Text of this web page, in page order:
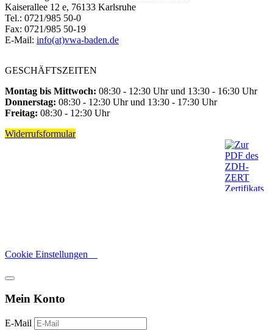
Kaiserallee 12 e, 76133 Karlsruhe
Tel.: 0721/985 50-0
Fax: 0721/985 50-19
E-Mail: info(at)vwa-baden.de
GESCHÄFTSZEITEN
Montag bis Mittwoch: 08:30 - 12:30 Uhr und 13:30 - 16:30 Uhr
Donnerstag: 08:30 - 12:30 Uhr und 13:30 - 17:30 Uhr
Freitag: 08:30 - 12:30 Uhr
Widerrufsformular
Cookie Einstellungen
Mein Konto
E-Mail